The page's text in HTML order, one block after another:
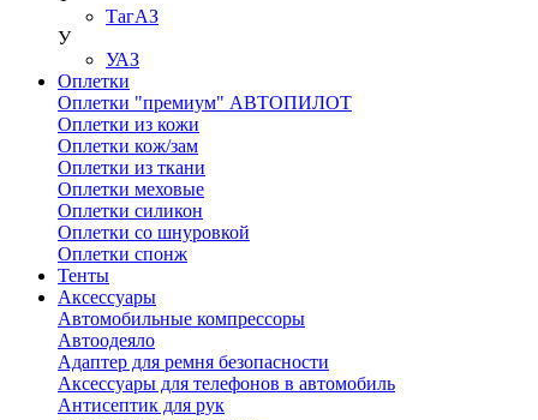
ТагАЗ
У
УАЗ
Оплетки
Оплетки "премиум" АВТОПИЛОТ
Оплетки из кожи
Оплетки кож/зам
Оплетки из ткани
Оплетки меховые
Оплетки силикон
Оплетки со шнуровкой
Оплетки спонж
Тенты
Аксессуары
Автомобильные компрессоры
Автоодеяло
Адаптер для ремня безопасности
Аксессуары для телефонов в автомобиль
Антисептик для рук